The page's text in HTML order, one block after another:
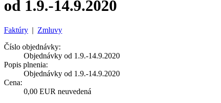
od 1.9.-14.9.2020
Faktúry | Zmluvy
Číslo objednávky:
Objednávky od 1.9.-14.9.2020
Popis plnenia:
Objednávky od 1.9.-14.9.2020
Cena:
0,00 EUR neuvedená